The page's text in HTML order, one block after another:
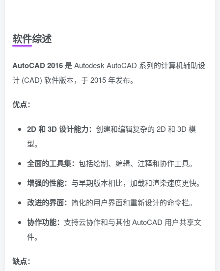
软件综述
AutoCAD 2016 是 Autodesk AutoCAD 系列的计算机辅助设
计 (CAD) 软件版本，于 2015 年发布。
优点：
2D 和 3D 设计能力： 创建和编辑复杂的 2D 和 3D 模
型。
全面的工具集： 包括绘制、编辑、注释和协作工具。
增强的性能： 与早期版本相比，加载和渲染速度更快。
改进的界面： 简化的用户界面和重新设计的命令栏。
协作功能： 支持云协作和与其他 AutoCAD 用户共享文
件。
缺点：